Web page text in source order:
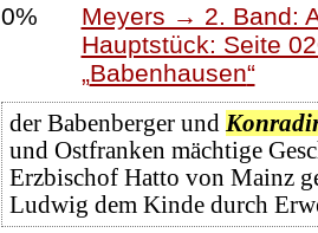
0%
Meyers → 2. Band:
Hauptstück: Seite
Babenhausen
der Babenberger und
und Ostfranken mächtige
Erzbischof Hatto von Mainz
Ludwig dem Kinde durch